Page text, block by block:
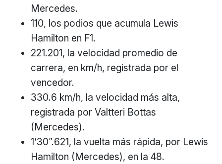
Mercedes.
110, los podios que acumula Lewis
Hamilton en F1.
221.201, la velocidad promedio de
carrera, en km/h, registrada por el
vencedor.
330.6 km/h, la velocidad más alta,
registrada por Valtteri Bottas
(Mercedes).
1’30”.621, la vuelta más rápida, por Lewis
Hamilton (Mercedes), en la 48.